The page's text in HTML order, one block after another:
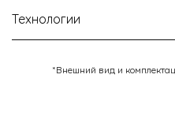
Технологии
*Внешний вид и